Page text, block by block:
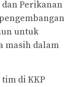
Perikanan
untuk
masih dalam
di KKP